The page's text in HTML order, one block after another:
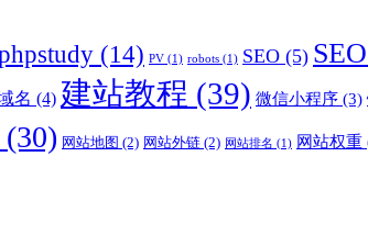
(14) PV (1) robots (1) SEO (5)
名 (4) 建站教程 (39) 微信小程序 (3)
(30) 网站地图 (2) 网站外链 (2) 网站排名 (1) 网站权重